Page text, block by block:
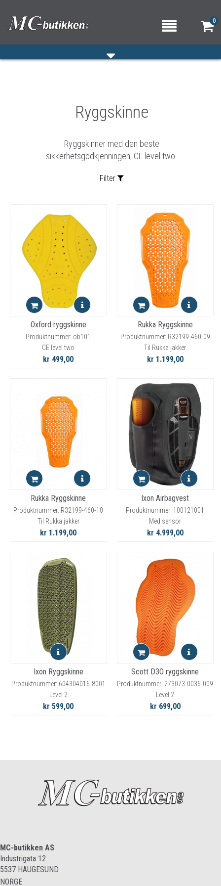
0
KONTAKT OSS
Ryggskinne
Ryggskinner med den beste
sikkerhetsgodkjenningen, CE level two.
Filter
Oxford ryggskinne
Produktnummer: ob101
CE level two
kr 499,00
Rukka Ryggskinne
Produktnummer: R32199-460-09
Til Rukka jakker
kr 1.199,00
Rukka Ryggskinne
Produktnummer: R32199-460-10
Til Rukka jakker
kr 1.199,00
Ixon Airbagvest
Produktnummer: 100121001
Med sensor
kr 4.999,00
Ixon Ryggskinne
Produktnummer: 604304016-8001
Level 2
kr 599,00
Scott D3O ryggskinne
Produktnummer: 273073-0036-009
Level 2
kr 699,00
MC-butikken AS
Industrigata 12
5537 HAUGESUND
NORGE